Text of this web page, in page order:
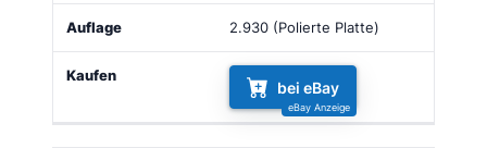
2.930 (Polierte Platte)
bei eBay